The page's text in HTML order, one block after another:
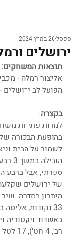
ירושלים
ספסל 26 במרץ 2024
תוצאות המשחקים:
אליצור רמלה - מכבי עירוני
הפועל לב ירושלים - מכבי
בקצרה:
למרות פתיחת
בהופעת הבכורה
לשמור על הבית
ספרתי, אבל ברבע
היתרון בסדרה.
רב', 4 חט'), 17 לטל יעקב ו-13 לדניאל קארש (7 אס').